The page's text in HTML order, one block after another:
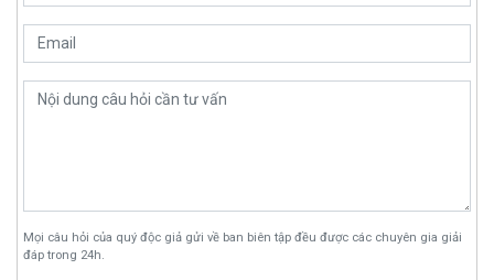
Mọi câu hỏi của quý độc giả gửi về ban biên tập đều được các chuyên gia giải
đáp trong 24h.